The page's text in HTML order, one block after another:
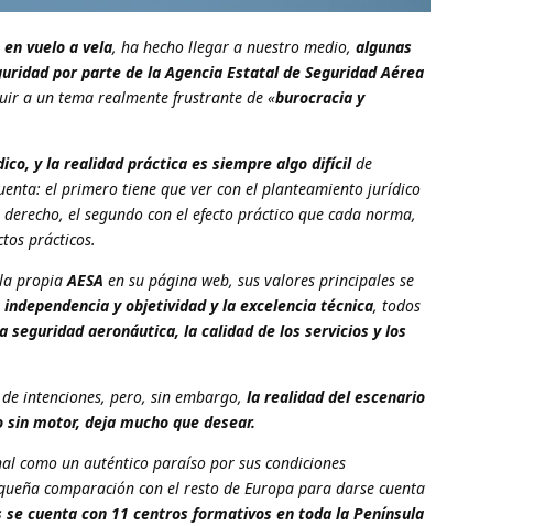
vuelo a vela, ha hecho llegar a nuestro medio, algunas
por parte de la Agencia Estatal de Seguridad Aérea
a un tema realmente frustrante de «burocracia y
y la realidad práctica es siempre algo difícilde
el primero tiene que ver con el planteamiento jurídico
el segundo con el efecto práctico que cada norma,
prácticos.
la propiaAESA en su página web, sus valores principales se
y objetividad y la excelencia técnica, todos
aeronáutica, la calidad de los servicios y los
intenciones, pero, sin embargo, la realidad del escenario
motor, deja mucho que desear.
como un auténtico paraíso por sus condiciones
comparación con el resto de Europa para darse cuenta
se cuenta con 11 centros formativos en toda la Península